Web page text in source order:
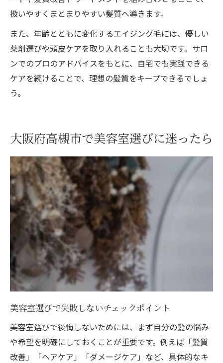
扱いやすくまとまりやすい髪質へ導きます。
また、年齢とともに変化するエイジング毛には、優しい
薬剤選びや頭皮ケアを取り入れることも大切です。サロ
ンでのプロのアドバイスをもとに、自宅でも実践できる
ケアを続けることで、理想の髪質をキープできるでしょ
う。
大阪府高槻市で美容室選びに迷ったら
美容室選びで失敗しないチェックポイント
美容室選びで後悔しないためには、まず自分の髪の悩み
や希望を明確にしておくことが重要です。例えば「髪質
改善」「ヘアケア」「ダメージケア」など、具体的なキ